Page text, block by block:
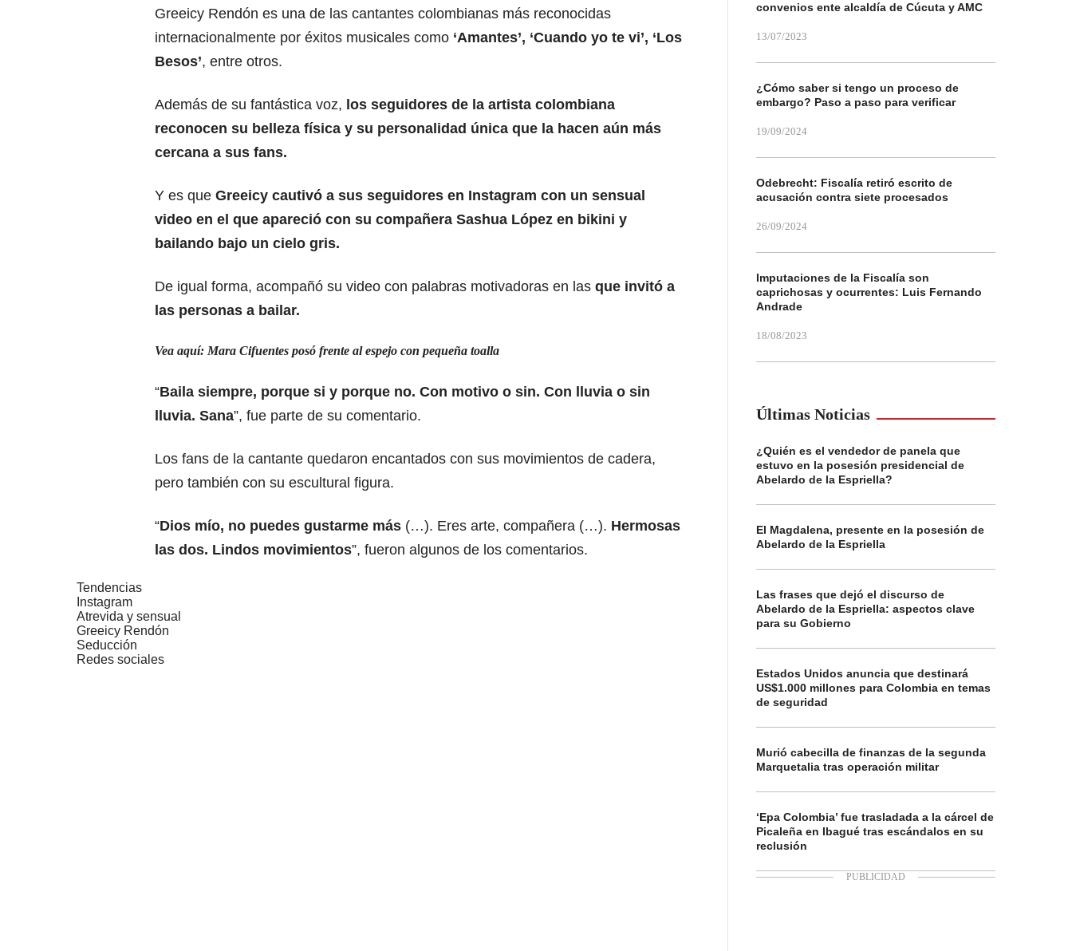
Greeicy Rendón es una de las cantantes colombianas más reconocidas
internacionalmente por éxitos musicales como ‘Amantes’, ‘Cuando yo te vi’, ‘Los
Besos’, entre otros.
Además de su fantástica voz, los seguidores de la artista colombiana
reconocen su belleza física y su personalidad única que la hacen aún más
cercana a sus fans.
Y es que Greeicy cautivó a sus seguidores en Instagram con un sensual
video en el que apareció con su compañera Sashua López en bikini y
bailando bajo un cielo gris.
De igual forma, acompañó su video con palabras motivadoras en las que invitó a
las personas a bailar.
Vea aquí: Mara Cifuentes posó frente al espejo con pequeña toalla
“Baila siempre, porque si y porque no. Con motivo o sin. Con lluvia o sin
lluvia. Sana”, fue parte de su comentario.
Los fans de la cantante quedaron encantados con sus movimientos de cadera,
pero también con su escultural figura.
“Dios mío, no puedes gustarme más (…). Eres arte, compañera (…). Hermosas
las dos. Lindos movimientos”, fueron algunos de los comentarios.
Tendencias
Instagram
Atrevida y sensual
Greeicy Rendón
Seducción
Redes sociales
convenios ente alcaldía de Cúcuta y AMC
13/07/2023
¿Cómo saber si tengo un proceso de
embargo? Paso a paso para verificar
19/09/2024
Odebrecht: Fiscalía retiró escrito de
acusación contra siete procesados
26/09/2024
Imputaciones de la Fiscalía son
caprichosas y ocurrentes: Luis Fernando
Andrade
18/08/2023
Últimas Noticias
¿Quién es el vendedor de panela que
estuvo en la posesión presidencial de
Abelardo de la Espriella?
El Magdalena, presente en la posesión de
Abelardo de la Espriella
Las frases que dejó el discurso de
Abelardo de la Espriella: aspectos clave
para su Gobierno
Estados Unidos anuncia que destinará
US$1.000 millones para Colombia en temas
de seguridad
Murió cabecilla de finanzas de la segunda
Marquetalia tras operación militar
‘Epa Colombia’ fue trasladada a la cárcel de
Picaleña en Ibagué tras escándalos en su
reclusión